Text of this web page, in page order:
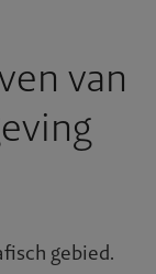
van
gebied.